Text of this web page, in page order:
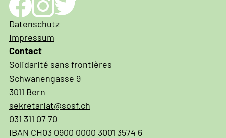
Impressum
und
Datenschutz
Datenschutz
Impressum
Contact
Solidarité sans frontières
Schwanengasse 9
3011 Bern
sekretariat@sosf.ch
031 311 07 70
IBAN CH03 0900 0000 3001 3574 6